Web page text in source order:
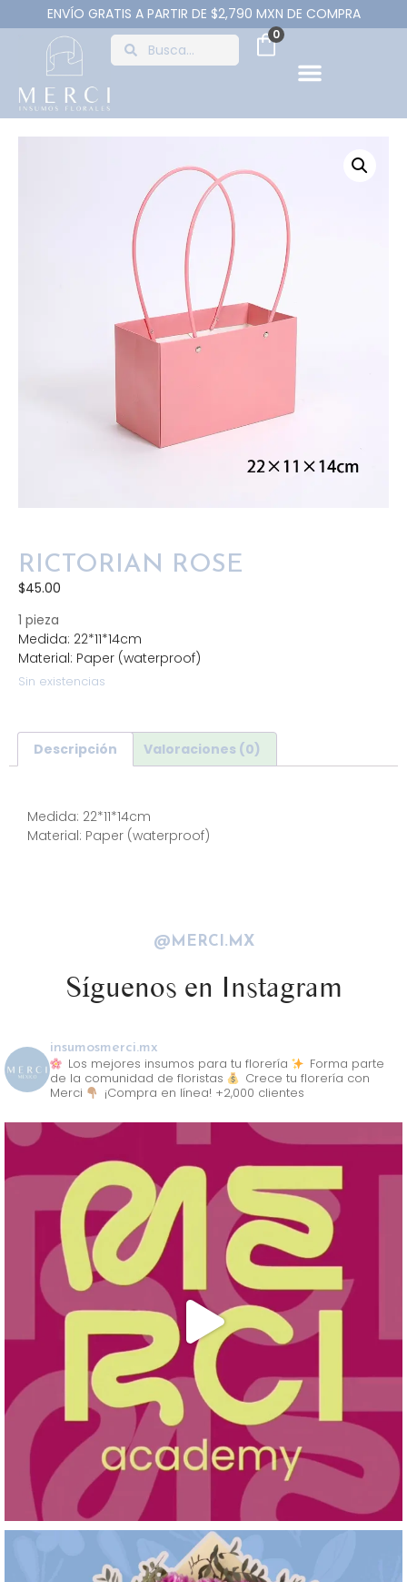
ENVÍO GRATIS A PARTIR DE $2,790 MXN DE COMPRA
0
RICTORIAN ROSE
$45.00
1 pieza
Medida: 22*11*14cm
Material: Paper (waterproof)
Sin existencias
Descripción Valoraciones (0)
Medida: 22*11*14cm
Material: Paper (waterproof)
@MERCI.MX
Síguenos en Instagram
insumosmerci.mx
Los mejores insumos para tu florería
Forma parte
de la comunidad de floristas
Crece tu florería con
Merci
¡Compra en línea! +2,000 clientes